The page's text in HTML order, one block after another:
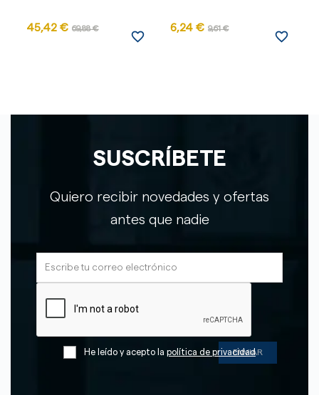
45,42 € 69,88 €
favorite_border
6,24 € 9,61 €
favorite_border
SUSCRÍBETE
Quiero recibir novedades y ofertas
antes que nadie
He leído y acepto la política de privacidad